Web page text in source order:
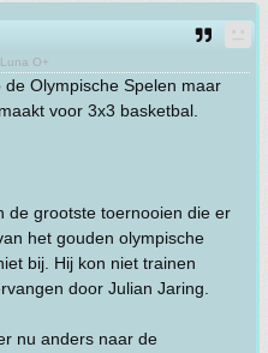
O+
Olympische Spelen maar
voor 3x3 basketbal.
de grootste toernooien die er
het gouden olympische
bij. Hij kon niet trainen
door Julian Jaring.
nu anders naar de